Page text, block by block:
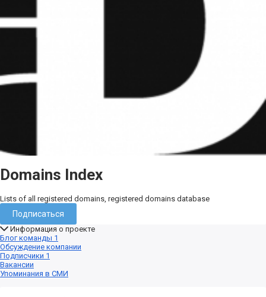
Domains Index
Lists of all registered domains, registered domains database
Подписаться
Информация о проекте
Блог команды 1
Обсуждение компании
Подписчики 1
Вакансии
Упоминания в СМИ